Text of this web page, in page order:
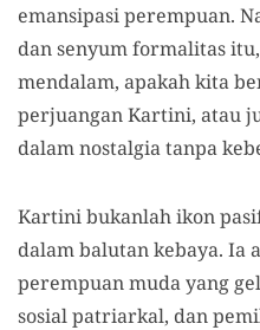
emansipasi perempuan.
dan senyum formalitas
mendalam, apakah kita
perjuangan Kartini, atau
dalam nostalgia tanpa
Kartini bukanlah ikon
dalam balutan kebaya. Ia
perempuan muda yang
sosial patriarkal, dan